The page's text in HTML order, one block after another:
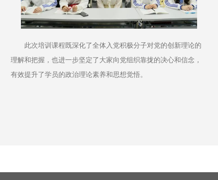
此次培训课程既深化了全体入党积极分子对党的创新理论的
理解和把握，也进一步坚定了大家向党组织靠拢的决心和信念，
有效提升了学员的政治理论素养和思想觉悟。